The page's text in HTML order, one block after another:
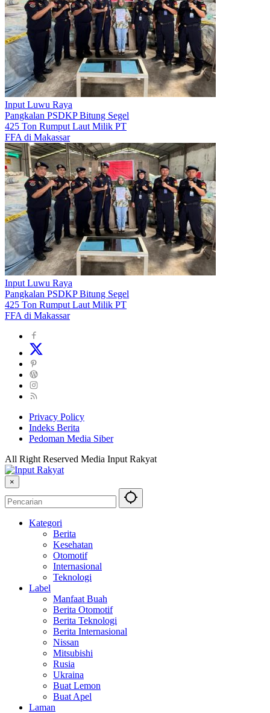
Input Luwu Raya
Pangkalan PSDKP Bitung Segel
425 Ton Rumput Laut Milik PT
FFA di Makassar
Input Luwu Raya
Pangkalan PSDKP Bitung Segel
425 Ton Rumput Laut Milik PT
FFA di Makassar
Privacy Policy
Indeks Berita
Pedoman Media Siber
All Right Reserved Media Input Rakyat
×
Kategori
Berita
Kesehatan
Otomotif
Internasional
Teknologi
Label
Manfaat Buah
Berita Otomotif
Berita Teknologi
Berita Internasional
Nissan
Mitsubishi
Rusia
Ukraina
Buat Lemon
Buat Apel
Laman